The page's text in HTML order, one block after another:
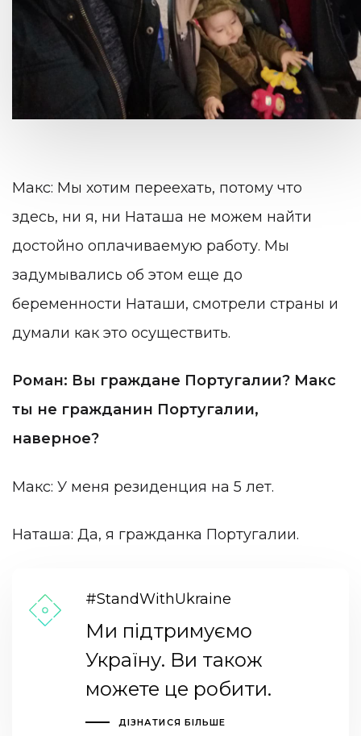
Макс: Мы хотим переехать, потому что
здесь, ни я, ни Наташа не можем найти
достойно оплачиваемую работу. Мы
задумывались об этом еще до
беременности Наташи, смотрели страны и
думали как это осуществить.
Роман: Вы граждане Португалии? Макс
ты не гражданин Португалии,
наверное?
Макс: У меня резиденция на 5 лет.
Наташа: Да, я гражданка Португалии.
#StandWithUkraine
Ми підтримуємо
Україну. Ви також
можете це робити.
ДІЗНАТИСЯ БІЛЬШЕ